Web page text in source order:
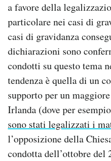
a favore della
particolare nei casi di
casi di gravidanza
dichiarazioni sono
condotti su questo tema
tendenza è quella di un
supporto per un
Irlanda (dove per
sono stati legalizzati i
l’opposizione della
condotta dell’ottobre del